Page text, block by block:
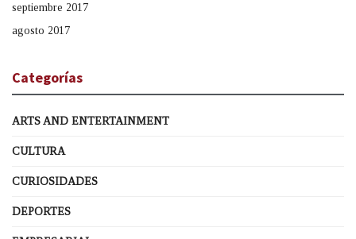
septiembre 2017
agosto 2017
Categorías
ARTS AND ENTERTAINMENT
CULTURA
CURIOSIDADES
DEPORTES